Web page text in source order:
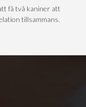
få två kaniner att
tillsammans.